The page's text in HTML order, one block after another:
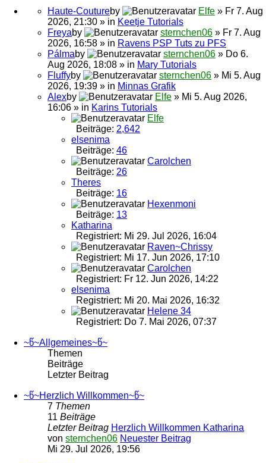
Haute-Coutureby Elfe » Fr 7. Aug
2026, 21:30 » in Keetje Tutorials
Freyaby sternchen06 » Fr 7. Aug
2026, 16:58 » in Ravens PSP Tuts zu PFS
Pálmaby sternchen06 » Do 6.
Aug 2026, 18:08 » in Mary Tutorials
Fluffyby sternchen06 » Mi 5. Aug
2026, 19:39 » in Minnas Grafik
Alexby Elfe » Mi 5. Aug 2026,
16:06 » in Karins Tutorials
Elfe
Beiträge: 2,642
elsenima
Beiträge: 46
Carolchen
Beiträge: 26
Theres
Beiträge: 16
Hexenmoni
Beiträge: 13
Katharina
Registriert: Mi 29. Jul 2026, 16:04
Raven~Chrissy
Registriert: Mi 17. Jun 2026, 17:10
Carolchen
Registriert: Fr 12. Jun 2026, 14:22
elsenima
Registriert: Mi 20. Mai 2026, 16:32
Helene 34
Registriert: Do 7. Mai 2026, 07:37
~წ~Allgemeines~წ~
Themen
Beiträge
Letzter Beitrag
~წ~Herzlich Willkommen~წ~
7 Themen
11 Beiträge
Letzter Beitrag Herzlich Willkommen Katharina
von sternchen06 Neuester Beitrag
Mi 29. Jul 2026, 19:56